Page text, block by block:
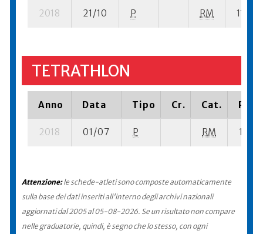
2018 21/10 P RM 11 su-
TETRATHLON
Anno Data Tipo Cr. Cat.
2018 01/07 P RM 10
Attenzione:le schede-atleti sono composte automaticamente
sulla base dei dati inseriti all'interno degli archivi nazionali
aggiornati dal 2005 al 05-08-2026. Se un risultato non compare
nelle graduatorie, quindi, è segno che lo stesso, con ogni